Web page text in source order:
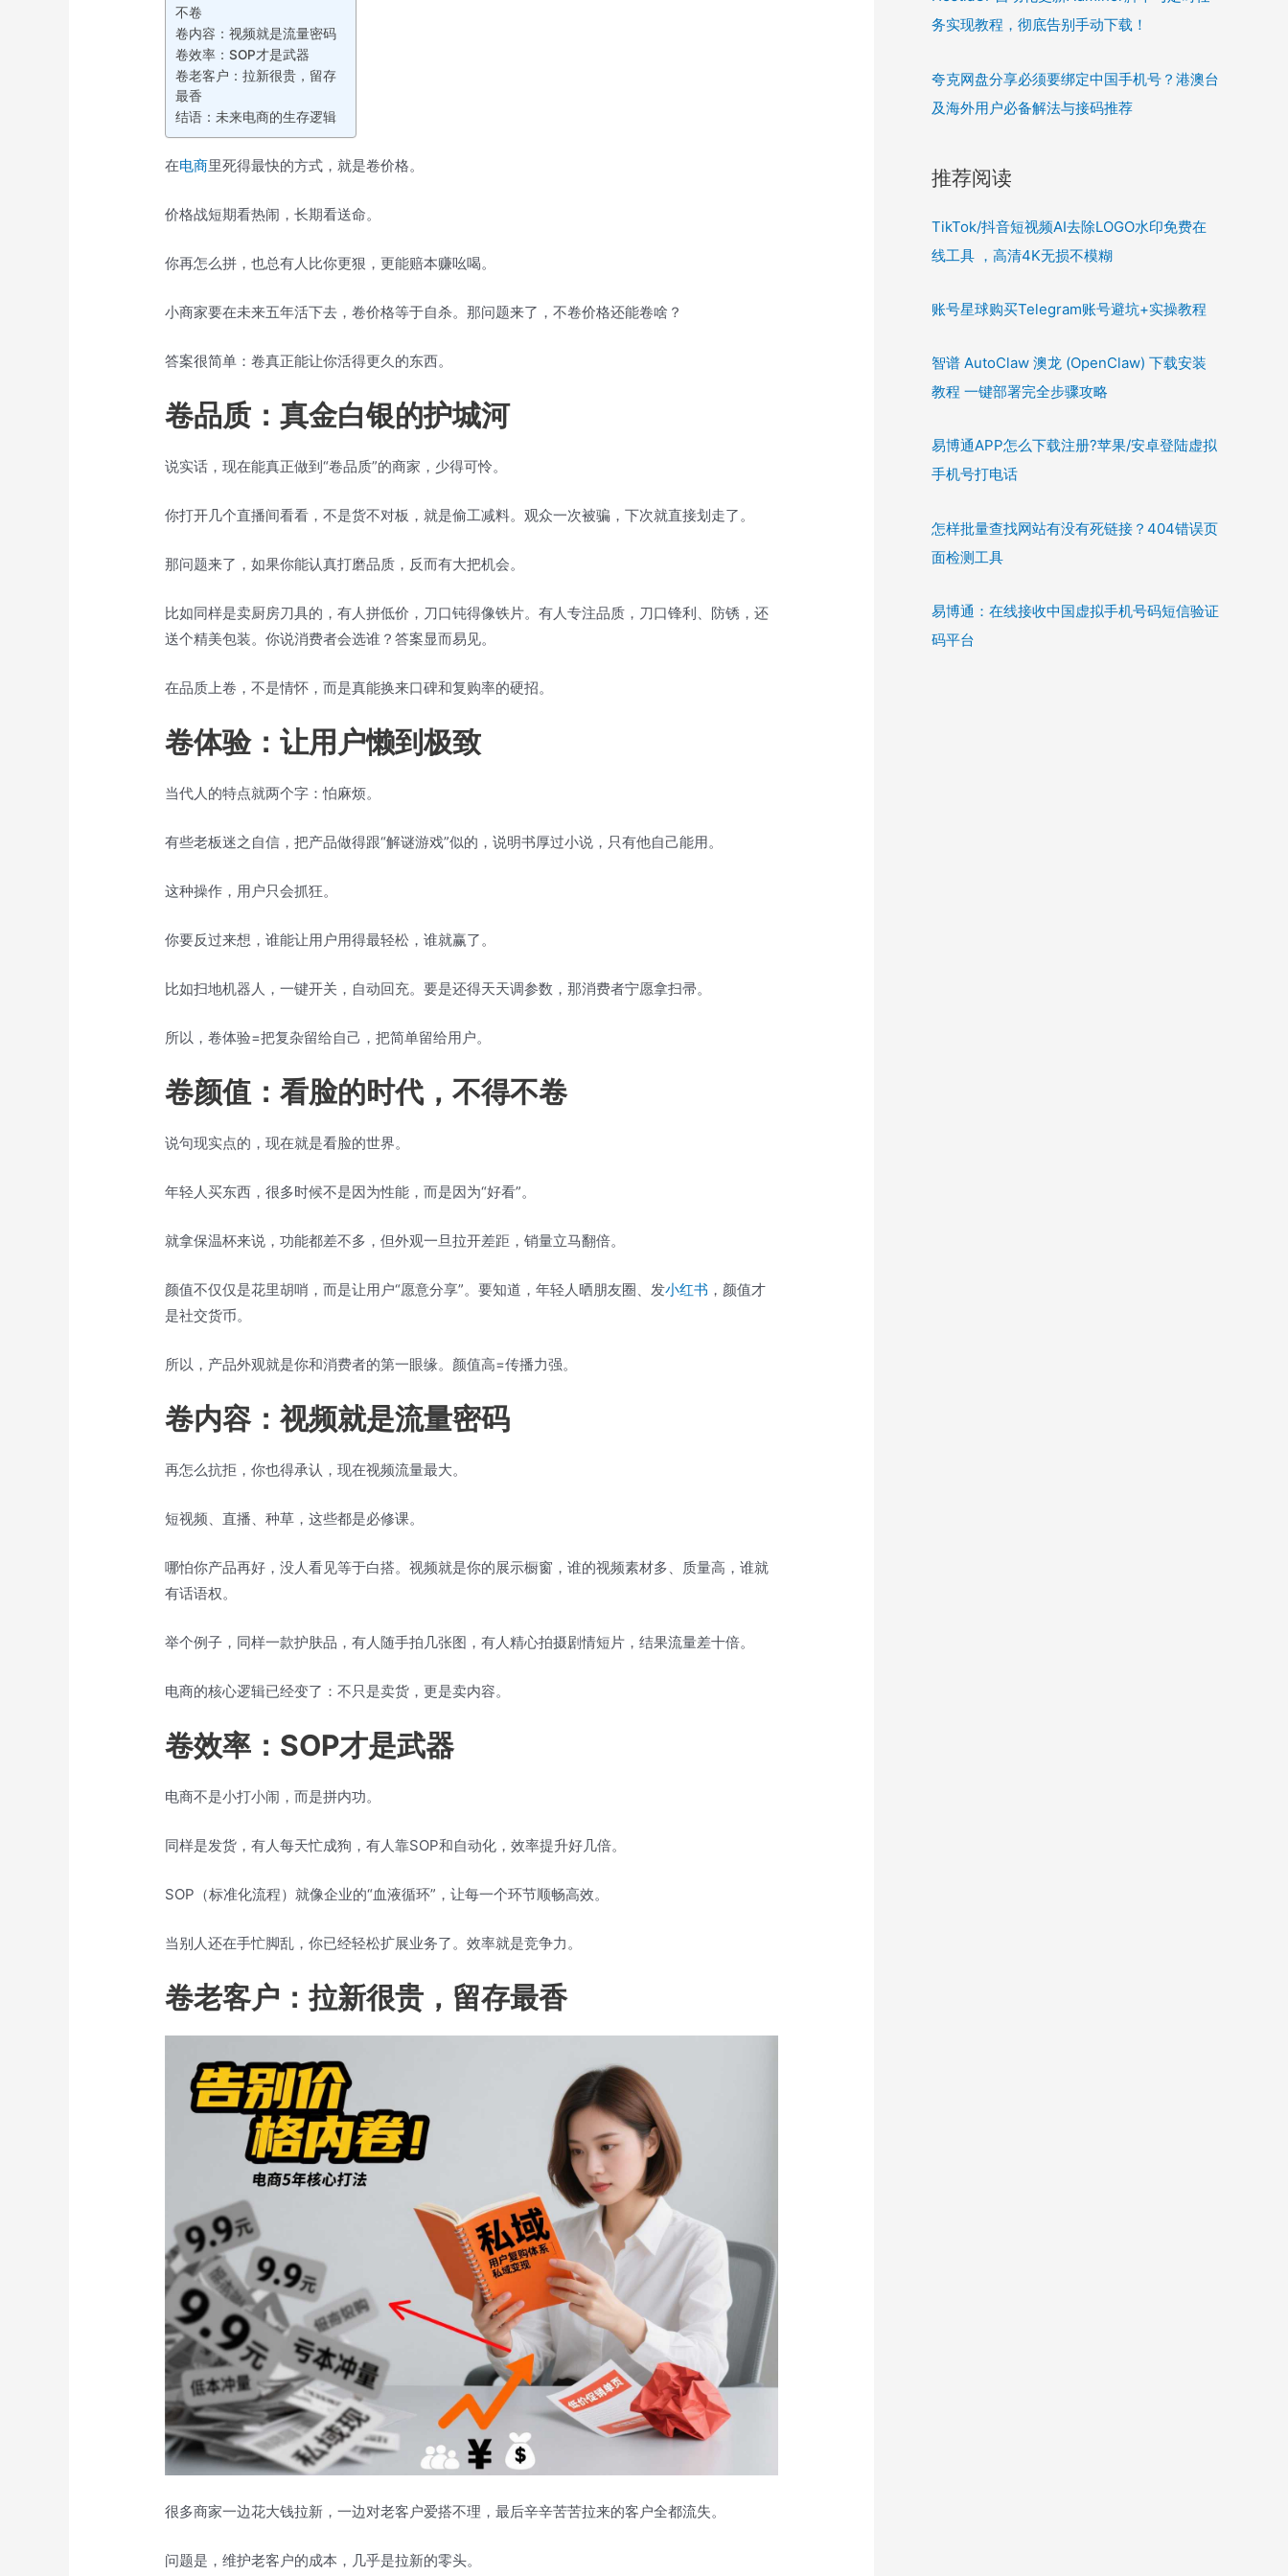
不卷
卷内容：视频就是流量密码
卷效率：SOP才是武器
卷老客户：拉新很贵，留存
最香
结语：未来电商的生存逻辑
在电商里死得最快的方式，就是卷价格。
价格战短期看热闹，长期看送命。
你再怎么拼，也总有人比你更狠，更能赔本赚吆喝。
小商家要在未来五年活下去，卷价格等于自杀。那问题来了，不卷价格还能卷啥？
答案很简单：卷真正能让你活得更久的东西。
卷品质：真金白银的护城河
说实话，现在能真正做到“卷品质”的商家，少得可怜。
你打开几个直播间看看，不是货不对板，就是偷工减料。观众一次被骗，下次就直接划走了。
那问题来了，如果你能认真打磨品质，反而有大把机会。
比如同样是卖厨房刀具的，有人拼低价，刀口钝得像铁片。有人专注品质，刀口锋利、防锈，还
送个精美包装。你说消费者会选谁？答案显而易见。
在品质上卷，不是情怀，而是真能换来口碑和复购率的硬招。
卷体验：让用户懒到极致
当代人的特点就两个字：怕麻烦。
有些老板迷之自信，把产品做得跟“解谜游戏”似的，说明书厚过小说，只有他自己能用。
这种操作，用户只会抓狂。
你要反过来想，谁能让用户用得最轻松，谁就赢了。
比如扫地机器人，一键开关，自动回充。要是还得天天调参数，那消费者宁愿拿扫帚。
所以，卷体验=把复杂留给自己，把简单留给用户。
卷颜值：看脸的时代，不得不卷
说句现实点的，现在就是看脸的世界。
年轻人买东西，很多时候不是因为性能，而是因为“好看”。
就拿保温杯来说，功能都差不多，但外观一旦拉开差距，销量立马翻倍。
颜值不仅仅是花里胡哨，而是让用户“愿意分享”。要知道，年轻人晒朋友圈、发小红书 ，颜值才
是社交货币。
所以，产品外观就是你和消费者的第一眼缘。颜值高=传播力强。
卷内容：视频就是流量密码
再怎么抗拒，你也得承认，现在视频流量最大。
短视频、直播、种草，这些都是必修课。
哪怕你产品再好，没人看见等于白搭。视频就是你的展示橱窗，谁的视频素材多、质量高，谁就
有话语权。
举个例子，同样一款护肤品，有人随手拍几张图，有人精心拍摄剧情短片，结果流量差十倍。
电商的核心逻辑已经变了：不只是卖货，更是卖内容。
卷效率：SOP才是武器
电商不是小打小闹，而是拼内功。
同样是发货，有人每天忙成狗，有人靠SOP和自动化，效率提升好几倍。
SOP（标准化流程）就像企业的“血液循环”，让每一个环节顺畅高效。
当别人还在手忙脚乱，你已经轻松扩展业务了。效率就是竞争力。
卷老客户：拉新很贵，留存最香
很多商家一边花大钱拉新，一边对老客户爱搭不理，最后辛辛苦苦拉来的客户全都流失。
问题是，维护老客户的成本，几乎是拉新的零头。
务实现教程，彻底告别手动下载！
夸克网盘分享必须要绑定中国手机号？港澳台
及海外用户必备解法与接码推荐
推荐阅读
TikTok/抖音短视频AI去除LOGO水印免费在
线工具 ，高清4K无损不模糊
账号星球购买Telegram账号避坑+实操教程
智谱 AutoClaw 澳龙 (OpenClaw) 下载安装
教程 一键部署完全步骤攻略
易博通APP怎么下载注册?苹果/安卓登陆虚拟
手机号打电话
怎样批量查找网站有没有死链接？404错误页
面检测工具
易博通：在线接收中国虚拟手机号码短信验证
码平台